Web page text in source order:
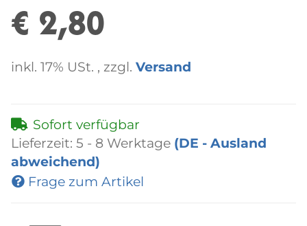
€ 2,80
inkl. 17% USt. , zzgl. Versand
Sofort verfügbar
Lieferzeit: 5 - 8 Werktage (DE - Ausland
abweichend)
Frage zum Artikel